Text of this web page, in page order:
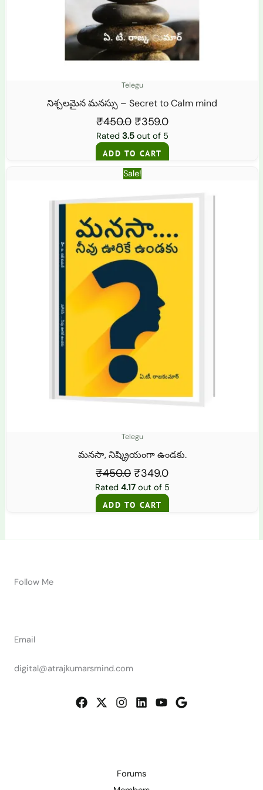
Telegu
నిశ్చలమైన మనస్సు – Secret to Calm mind
₹450.0 ₹359.0
Rated 3.5out of 5
ADD TO CART
Sale!
Telegu
మనసా, నిష్క్రియంగా ఉండకు.
₹450.0
Original
was:
₹450.0.
₹349.0
is:
Rated 4.17out of 5
ADD TO CART
Follow Me
Email
digital@atrajkumarsmind.com
Forums